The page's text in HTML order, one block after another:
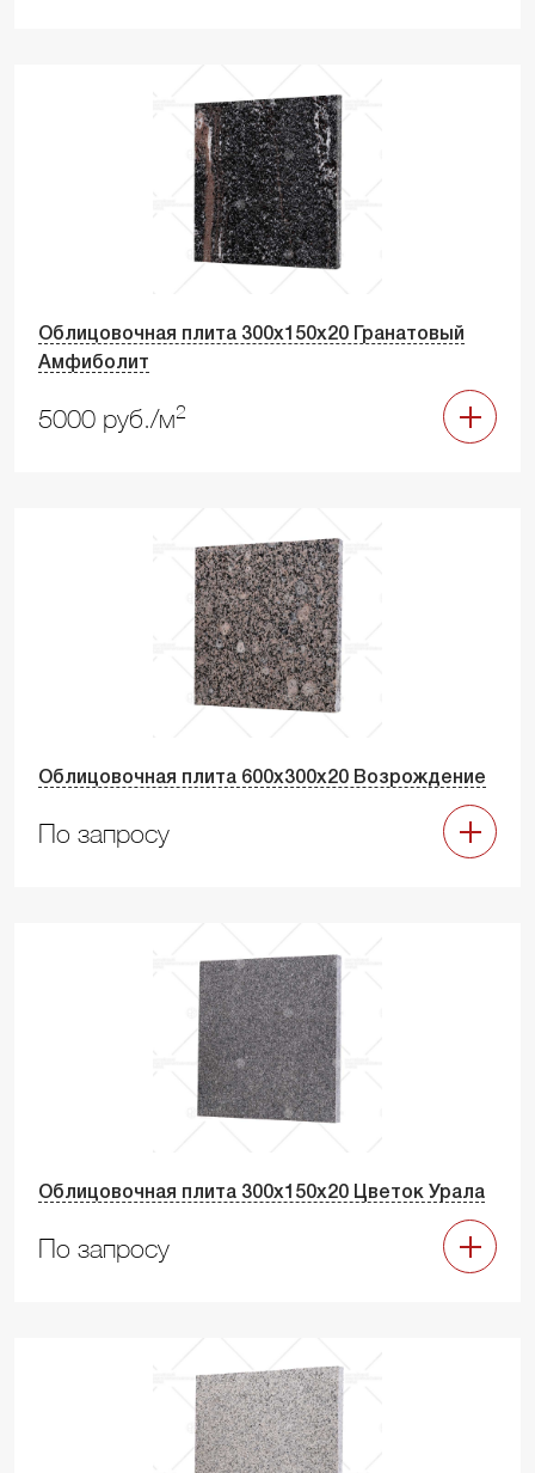
Облицовочная плита 300х150х20 Гранатовый
Амфиболит
5000 руб./м2
Облицовочная плита 600х300х20 Возрождение
По запросу
Облицовочная плита 300х150х20 Цветок Урала
По запросу